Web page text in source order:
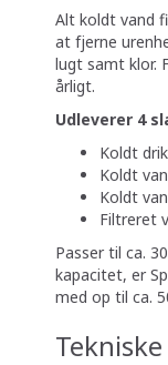
Alt koldt vand
at fjerne
lugt samt klor.
årligt.
Udleverer 4
Koldt
Koldt
Koldt
Filtreret
Passer til ca.
kapacitet, er
med op til ca.